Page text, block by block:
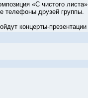
«С чистого листа»
телефоны друзей группы.
концерты-презентации